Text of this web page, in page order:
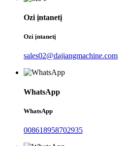
Ozi ịntanetị
Ozi ịntanetị
sales02@dajiangmachine.com
WhatsApp
WhatsApp
008618958702935